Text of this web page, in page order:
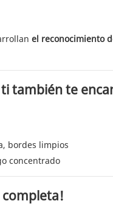
el reconocimiento
también te
bordes limpios
concentrado
completa!